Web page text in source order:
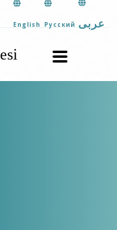
English Pусский عربى